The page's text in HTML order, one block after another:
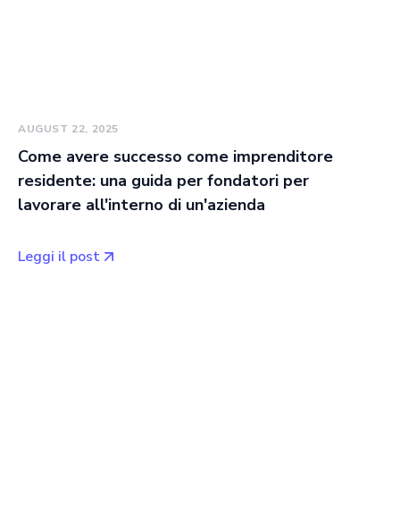
AUGUST 22, 2025
Come avere successo come imprenditore
residente: una guida per fondatori per
lavorare all'interno di un'azienda
Leggi il post